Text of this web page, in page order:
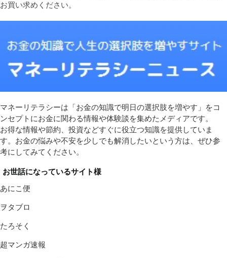
お買い求めください。
マネーリテラシーは「お金の知識で明日の選択肢を増やす」をコ
ンセプトにお金に関わる情報や体験談を集めたメディアです。
お得な情報や節約、投資などすぐに役立つ知識を提供していま
す。お金の悩みや不安を少しでも解消したいという方は、ぜひ参
考にしてみてください。
お世話になっているサイト様
あにこ便
ヲタブロ
たろそく
超マンガ速報